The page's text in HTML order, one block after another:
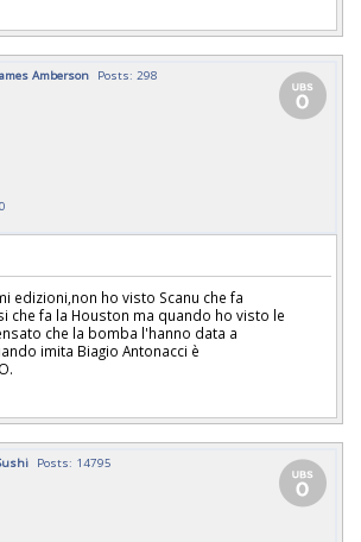
Amberson Posts: 298
edizioni,non ho visto Scanu che fa
che fa la Houston ma quando ho visto le
che la bomba l'hanno data a
imita Biagio Antonacci è
Posts: 14795